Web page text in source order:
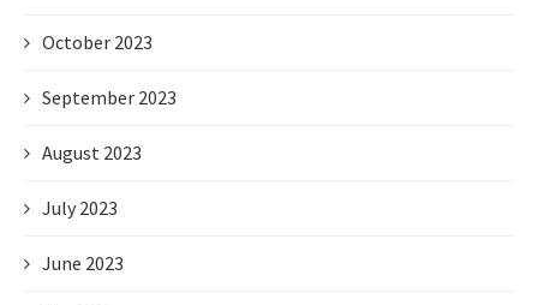
October 2023
September 2023
August 2023
July 2023
June 2023